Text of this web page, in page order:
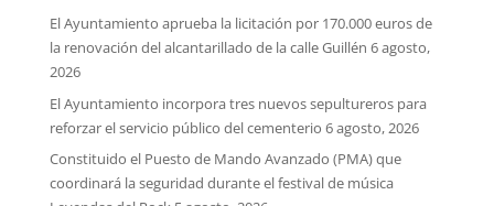
El Ayuntamiento aprueba la licitación por 170.000 euros de
la renovación del alcantarillado de la calle Guillén 6 agosto,
2026
El Ayuntamiento incorpora tres nuevos sepultureros para
reforzar el servicio público del cementerio 6 agosto, 2026
Constituido el Puesto de Mando Avanzado (PMA) que
coordinará la seguridad durante el festival de música